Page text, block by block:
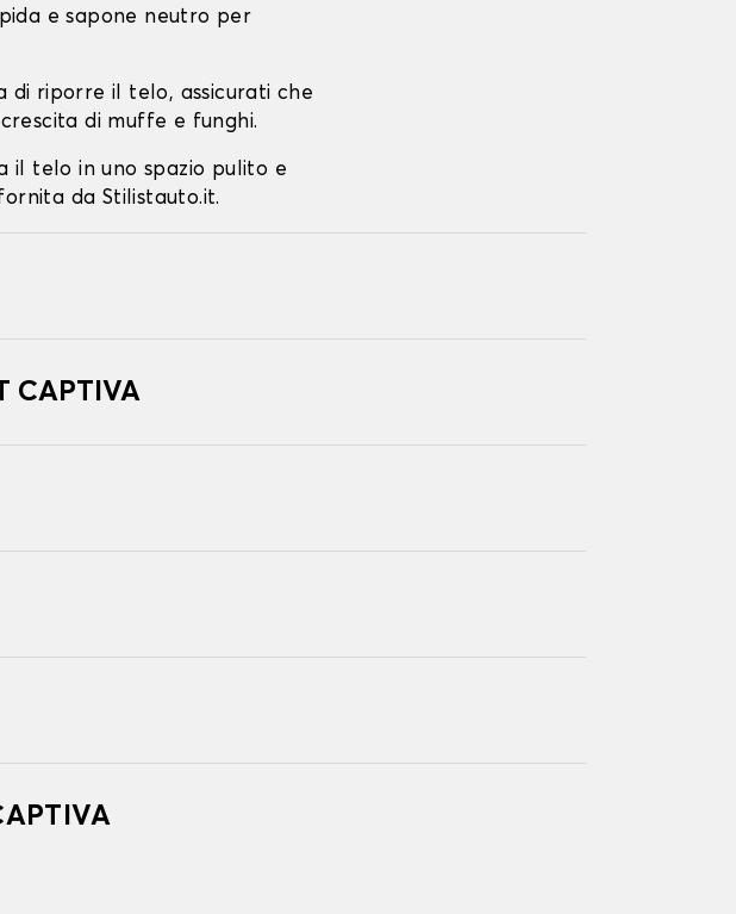
e sapone neutro per
di riporre il telo, assicurati che
di muffe e funghi.
il telo in uno spazio pulito e
da Stilistauto.it.
CAPTIVA